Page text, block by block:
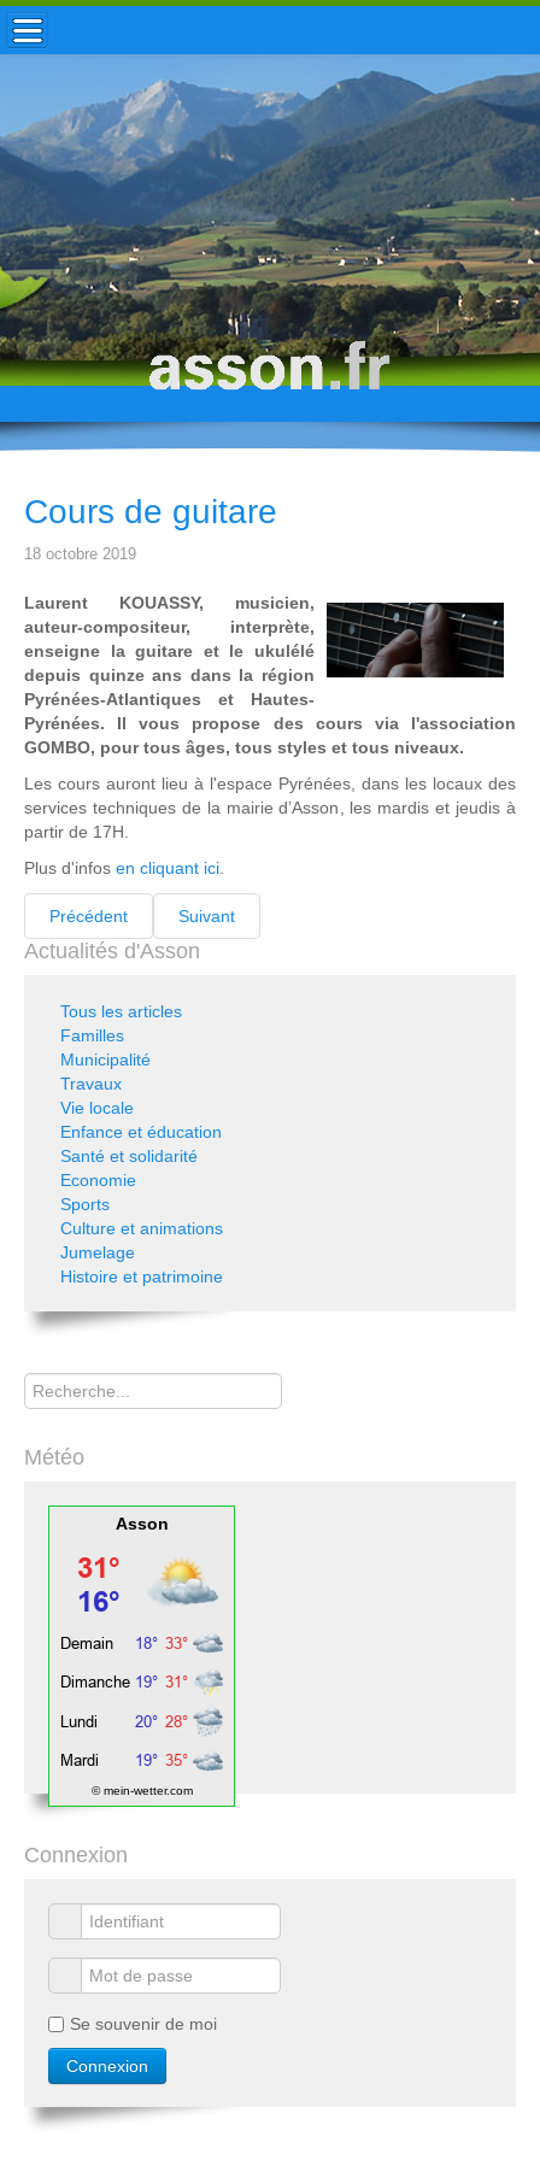
ACCUEIL / INFOS
MUNICIPALITÉ
VIE LOCALE
ENFANCE
TOURISME
HISTOIRE
Cours de guitare
18 octobre 2019
Laurent KOUASSY, musicien,
auteur-compositeur, interprète,
enseigne la guitare et le ukulélé
depuis quinze ans dans la région
Pyrénées-Atlantiques et Hautes-
Pyrénées. Il vous propose des cours via l'association
GOMBO, pour tous âges, tous styles et tous niveaux.
Les cours auront lieu à l'espace Pyrénées, dans les locaux des
services techniques de la mairie d’Asson, les mardis et jeudis à
partir de 17H.
Plus d'infos en cliquant ici
Précédent Suivant
Actualités d'Asson
Tous les articles
Familles
Municipalité
Travaux
Vie locale
Enfance et éducation
Santé et solidarité
Economie
Sports
Culture et animations
Jumelage
Histoire et patrimoine
Rechercher
Météo
Asson
© mein-wetter.com
Connexion
Se souvenir de moi